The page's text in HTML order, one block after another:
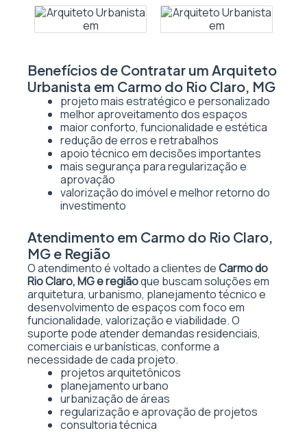
Benefícios de Contratar um Arquiteto
Urbanista em Carmo do Rio Claro, MG
projeto mais estratégico e personalizado
melhor aproveitamento dos espaços
maior conforto, funcionalidade e estética
redução de erros e retrabalhos
apoio técnico em decisões importantes
mais segurança para regularização e
aprovação
valorização do imóvel e melhor retorno do
investimento
Atendimento em Carmo do Rio Claro,
MG e Região
O atendimento é voltado a clientes deCarmo do
Rio Claro, MG e regiãoque buscam soluções em
arquitetura, urbanismo, planejamento técnico e
desenvolvimento de espaços com foco em
funcionalidade, valorização e viabilidade. O
suporte pode atender demandas residenciais,
comerciais e urbanísticas, conforme a
necessidade de cada projeto.
projetos arquitetônicos
planejamento urbano
urbanização de áreas
regularização e aprovação de projetos
consultoria técnica